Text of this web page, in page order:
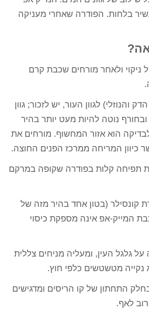
בלחות. הפודרה שאחרי מעניקה
ניקוי ולאחר מורחים שכבת קרם
והנוזלי) לגוון העור, יש לזכור; גוון
נוטה להיות מעט יותר בהיר
הוא אזור המחשוף. מורחים את
כיוון המריחה ממרכז הפנים החוצה.
תפיחה קלות בפודרה שקופה במרקם
קונסילר (בטון אחד בהיר מזה של
המייק-אפ אינה מספקת כיסוי
גלגל העין, ומעליה מניחים צללית
נקייה מטשטשים כלפי חוץ.
בחלק התחתון של קו הריסים ומדגישים
לאף.